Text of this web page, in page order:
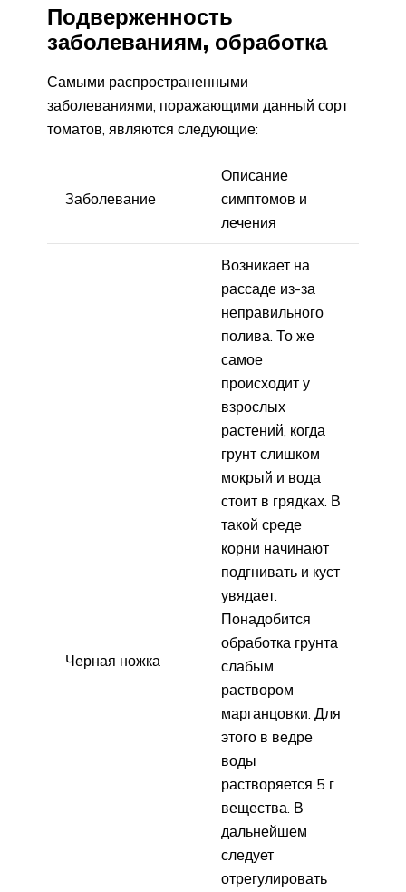
Подверженность
заболеваниям, обработка
Самыми распространенными
заболеваниями, поражающими данный сорт
томатов, являются следующие:
Заболевание
Описание
симптомов и
лечения
Черная ножка
Возникает на
рассаде из-за
неправильного
полива. То же
самое
происходит у
взрослых
растений, когда
грунт слишком
мокрый и вода
стоит в грядках. В
такой среде
корни начинают
подгнивать и куст
увядает.
Понадобится
обработка грунта
слабым
раствором
марганцовки. Для
этого в ведре
воды
растворяется 5 г
вещества. В
дальнейшем
следует
отрегулировать